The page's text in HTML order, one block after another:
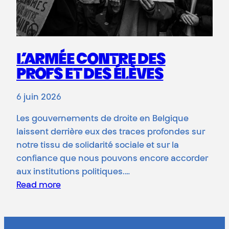
L’ARMÉE CONTRE DES
PROFS ET DES ÉLÈVES
6 juin 2026
Les gouvernements de droite en Belgique
laissent derrière eux des traces profondes sur
notre tissu de solidarité sociale et sur la
confiance que nous pouvons encore accorder
aux institutions politiques.…
Read more